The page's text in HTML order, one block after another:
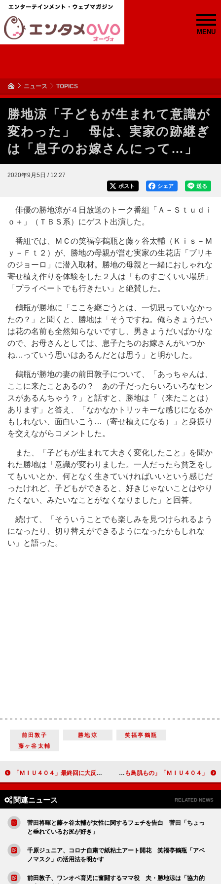
MENU
ニュース TOPICS
勝地涼「子どもが生まれて意識が
変わった」 母は、実家の跡継ぎ
は「息子のお嫁さんにって…」
2020年9月5日 / 12:27
送る
シェア
ポスト
俳優の勝地涼が４日放送のトーク番組「Ａ－Ｓｔｕｄｉ
ｏ＋」（ＴＢＳ系）にゲスト出演した。
番組では、ＭＣの笑福亭鶴瓶と藤ヶ谷太輔（Ｋｉｓ－Ｍ
ｙ－Ｆｔ２）が、勝地の母親が営む実家の生花店「ブリキ
のジョーロ」に潜入取材。勝地の母親と一緒におしゃれな
寄せ植え作りを体験をした２人は「ものすごくいい場所」
「プライベートでも行きたい」と絶賛した。
鶴瓶が勝地に「ここを継ごうとは、一切思っていなかっ
たの？」と聞くと、勝地は「そうですね。俺らきょうだい
は花の名前も全然知らないですし、男きょうだいばかりな
ので、お母さんとしては、息子たちのお嫁さんがいつか
ね…っていう思いはあるんだとは思う」と明かした。
鶴瓶が勝地の妻の前田敦子について、「あっちゃんは、
ここに来たことあるの？ あの子だったらいろいろなセン
スがあるんちゃう？」と話すと、勝地は「（来たことは）
あります」と答え、「なかなかトリッキーな感じになるか
もしれない、面白いこう…（寄せ植えになる）」と身振り
を交えながらコメントした。
また、「子どもが生まれて大きく変化したこと」を聞か
れた勝地は「意識が変わりました。一人だったら貧乏をし
てもいいとか、何となく生きていければいいという感じだ
ったけれど、子どもができると、好きじゃないことはやり
たくない、みたいなことがなくなりました」と回答。
続けて、「そういうことでも楽しみを見つけられるよう
になったり、切り替えができるようになったかもしれな
い」と語った。
前田敦子 勝地涼
笑福亭鶴瓶
藤ヶ谷太輔
「ＭＩＵ４０４」最終回に大反響 「改めてすごい俳優」と菅田将暉に絶賛の声 「ＭＩＵ４０４」九重の成長に「胸アツ」 「岡田健史くんの演技も鳥肌もの」
関連ニュース RELATED NEWS
菅田将暉と藤ヶ谷太輔が女性に関するフェチを告白 菅田「ちょっ
と垂れているお尻が好き」
千原ジュニア、コロナ自粛で紙粘土アート開花 笑福亭鶴瓶「アベ
ノマスク」の活用法を明かす
前田敦子、ワンオペ育児に奮闘するママ役 夫・勝地涼は「協力的